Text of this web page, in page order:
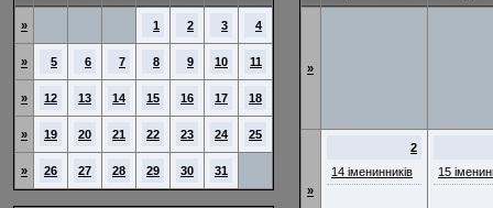
» 1 2 3 4
» 5 6 7 8 9 10 11
» 12 13 14 15 16 17 18
» 19 20 21 22 23 24 25
» 26 27 28 29 30 31
»
»
2
14 іменинників
15